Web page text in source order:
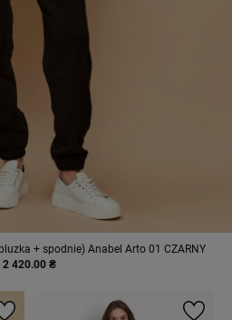
+ spodnie) Anabel Arto 01 CZARNY
2 420.00 ₴